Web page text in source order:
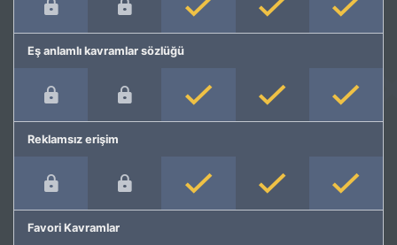
Eş anlamlı kavramlar sözlüğü
Reklamsız erişim
Favori Kavramlar